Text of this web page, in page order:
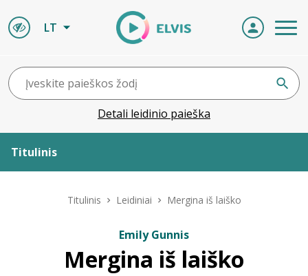
LT
Detali leidinio paieška
Titulinis
ELVIS atvyksta
Titulinis Leidiniai Mergina iš laiško
Emily Gunnis
Mergina iš laiško